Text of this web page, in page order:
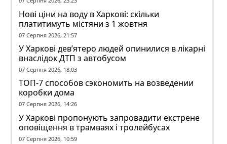
Нові ціни на воду в Харкові: скільки
платитимуть містяни з 1 жовтня
07 Серпня 2026, 21:57
У Харкові дев’ятеро людей опинилися в лікарні
внаслідок ДТП з автобусом
07 Серпня 2026, 18:03
ТОП-7 способов сэкономить на возведении
коробки дома
07 Серпня 2026, 14:26
У Харкові пропонують запровадити екстрене
оповіщення в трамваях і тролейбусах
07 Серпня 2026, 10:59